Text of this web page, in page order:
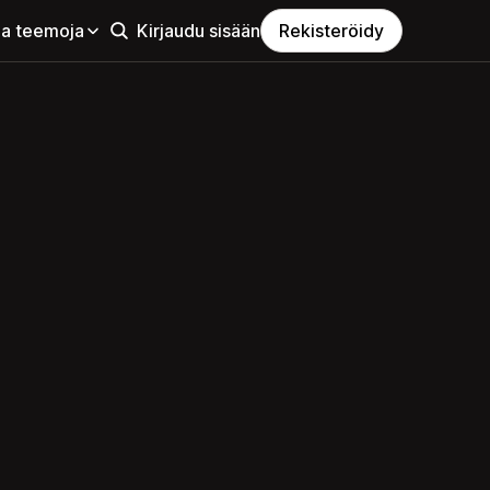
teemoja Kirjaudu sisään Rekisteröidy